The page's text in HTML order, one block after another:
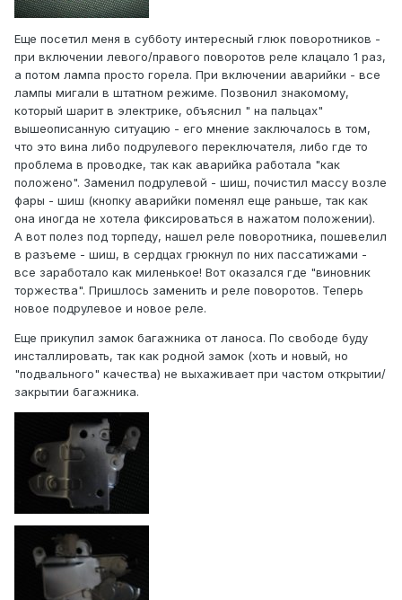
Еще посетил меня в субботу интересный глюк поворотников -
при включении левого/правого поворотов реле клацало 1 раз,
а потом лампа просто горела. При включении аварийки - все
лампы мигали в штатном режиме. Позвонил знакомому,
который шарит в электрике, объяснил " на пальцах"
вышеописанную ситуацию - его мнение заключалось в том,
что это вина либо подрулевого переключателя, либо где то
проблема в проводке, так как аварийка работала "как
положено". Заменил подрулевой - шиш, почистил массу возле
фары - шиш (кнопку аварийки поменял еще раньше, так как
она иногда не хотела фиксироваться в нажатом положении).
А вот полез под торпеду, нашел реле поворотника, пошевелил
в разъеме - шиш, в сердцах грюкнул по них пассатижами -
все заработало как миленькое! Вот оказался где "виновник
торжества". Пришлось заменить и реле поворотов. Теперь
новое подрулевое и новое реле.
Еще прикупил замок багажника от ланоса. По свободе буду
инсталлировать, так как родной замок (хоть и новый, но
"подвального" качества) не выхаживает при частом открытии/
закрытии багажника.